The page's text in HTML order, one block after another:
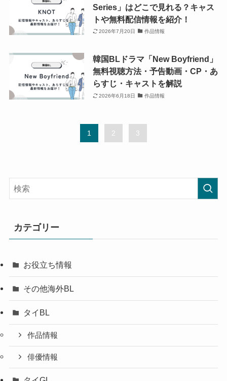
Series」はどこで見れる？キャス
トや無料配信情報を紹介！
2026年7月20日 作品情報
韓国BLドラマ「New Boyfriend」
無料視聴方法・予告動画・CP・あ
らすじ・キャストを解説
2026年6月18日 作品情報
1 2 3
カテゴリー
お役立ち情報
その他海外BL
タイBL
作品情報
俳優情報